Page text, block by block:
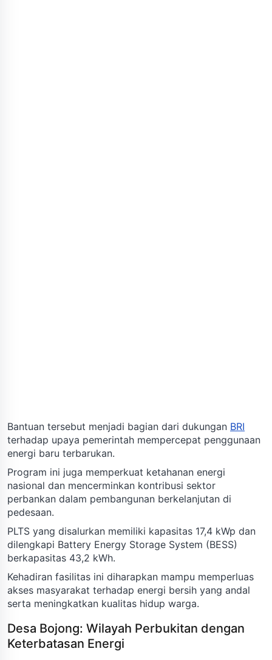
Bantuan tersebut menjadi bagian dari dukungan BRI
terhadap upaya pemerintah mempercepat penggunaan
energi baru terbarukan.
Program ini juga memperkuat ketahanan energi
nasional dan mencerminkan kontribusi sektor
perbankan dalam pembangunan berkelanjutan di
pedesaan.
PLTS yang disalurkan memiliki kapasitas 17,4 kWp dan
dilengkapi Battery Energy Storage System (BESS)
berkapasitas 43,2 kWh.
Kehadiran fasilitas ini diharapkan mampu memperluas
akses masyarakat terhadap energi bersih yang andal
serta meningkatkan kualitas hidup warga.
Desa Bojong: Wilayah Perbukitan dengan
Keterbatasan Energi